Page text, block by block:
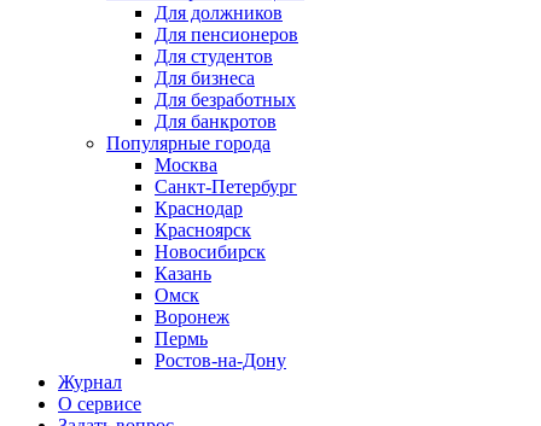
Для должников
Для пенсионеров
Для студентов
Для бизнеса
Для безработных
Для банкротов
Популярные города
Москва
Санкт-Петербург
Краснодар
Красноярск
Новосибирск
Казань
Омск
Воронеж
Пермь
Ростов-на-Дону
Журнал
О сервисе